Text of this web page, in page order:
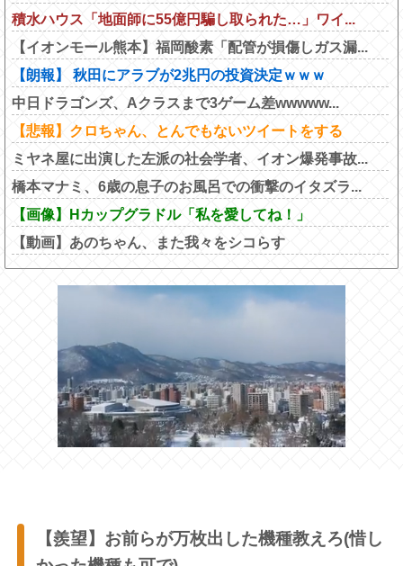
積水ハウス「地面師に55億円騙し取られた…」ワイ...
【イオンモール熊本】福岡酸素「配管が損傷しガス漏...
【朗報】 秋田にアラブが2兆円の投資決定ｗｗｗ
中日ドラゴンズ、Aクラスまで3ゲーム差wwwww...
【悲報】クロちゃん、とんでもないツイートをする
ミヤネ屋に出演した左派の社会学者、イオン爆発事故...
橋本マナミ、6歳の息子のお風呂での衝撃のイタズラ...
【画像】Hカップグラドル「私を愛してね！」
【動画】あのちゃん、また我々をシコらす
【羨望】お前らが万枚出した機種教えろ(惜し